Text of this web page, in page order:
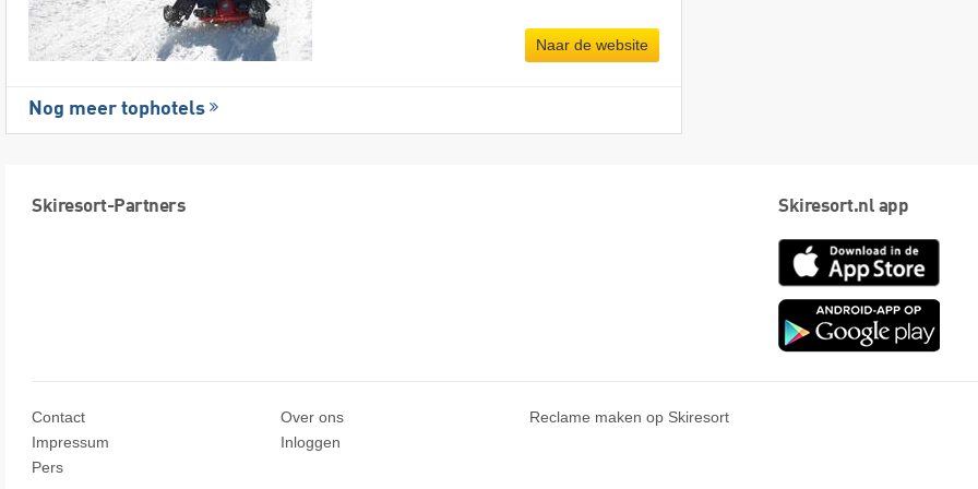
Naar de website
Nog meer tophotels
Skiresort-Partners Skiresort.nl app
App
Contact
Impressum
Pers
Over ons
Inloggen
Reclame maken op Skiresort